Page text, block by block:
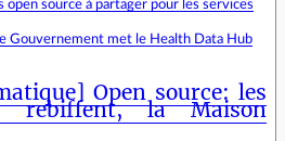
open source à partager pour les services
Gouvernement met le Health Data Hub
Open source: les
rebiffent, la Maison